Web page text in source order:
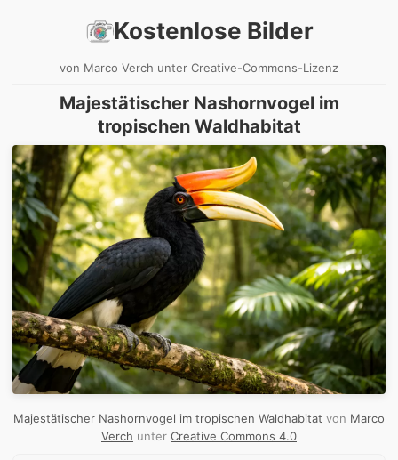
Kostenlose Bilder
von Marco Verch unter Creative-Commons-Lizenz
Majestätischer Nashornvogel im
tropischen Waldhabitat
Majestätischer Nashornvogel im tropischen Waldhabitat von Marco
Verch unter Creative Commons 4.0